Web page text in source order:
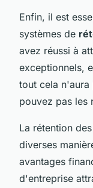
Enfin, il est
systèmes de
avez réussi à
exceptionnels,
tout cela
pouvez pas les
La rétention
diverses
avantages
d'entreprise